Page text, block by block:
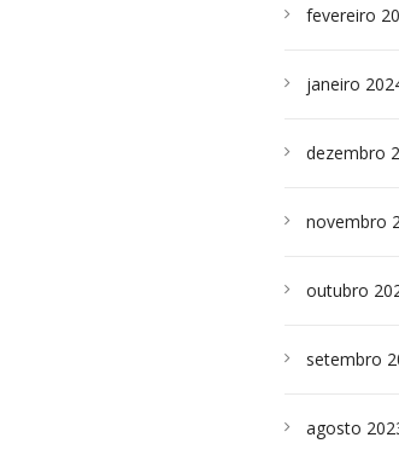
fevereiro
janeiro
dezembro
novembro
outubro
setembro
agosto